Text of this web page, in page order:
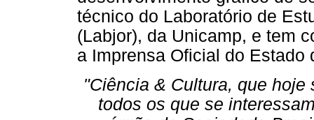
técnico do Laboratório de
(Labjor), da Unicamp, e tem
a Imprensa Oficial do Estado
"Ciência & Cultura, que
todos os que se